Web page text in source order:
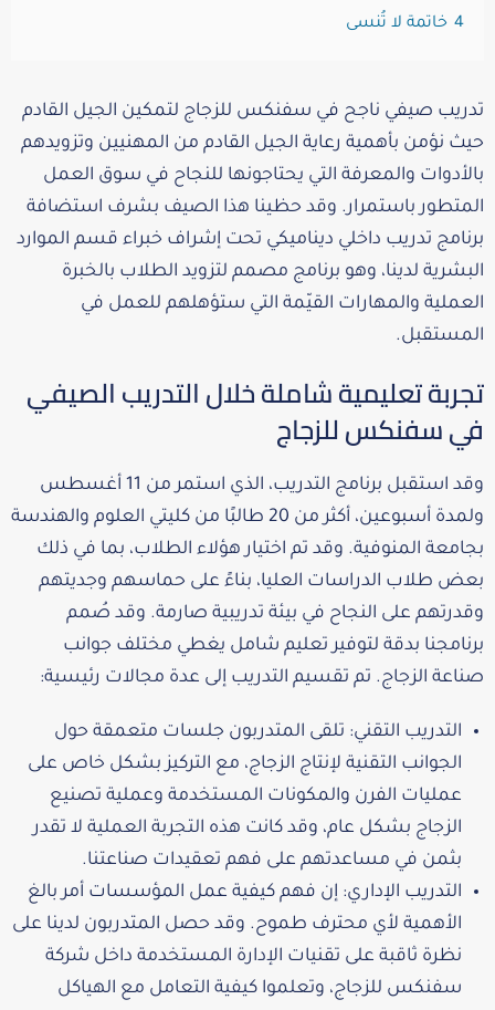
4 خاتمة لا تُنسى
تدريب صيفي ناجح في سفنكس للزجاج لتمكين الجيل القادم
حيث نؤمن بأهمية رعاية الجيل القادم من المهنيين وتزويدهم
بالأدوات والمعرفة التي يحتاجونها للنجاح في سوق العمل
المتطور باستمرار. وقد حظينا هذا الصيف بشرف استضافة
برنامج تدريب داخلي ديناميكي تحت إشراف خبراء قسم الموارد
البشرية لدينا، وهو برنامج مصمم لتزويد الطلاب بالخبرة
العملية والمهارات القيّمة التي ستؤهلهم للعمل في
المستقبل.
تجربة تعليمية شاملة خلال التدريب الصيفي
في سفنكس للزجاج
وقد استقبل برنامج التدريب، الذي استمر من 11 أغسطس
ولمدة أسبوعين، أكثر من 20 طالبًا من كليتي العلوم والهندسة
بجامعة المنوفية. وقد تم اختيار هؤلاء الطلاب، بما في ذلك
بعض طلاب الدراسات العليا، بناءً على حماسهم وجديتهم
وقدرتهم على النجاح في بيئة تدريبية صارمة. وقد صُمم
برنامجنا بدقة لتوفير تعليم شامل يغطي مختلف جوانب
صناعة الزجاج. تم تقسيم التدريب إلى عدة مجالات رئيسية:
التدريب التقني: تلقى المتدربون جلسات متعمقة حول
الجوانب التقنية لإنتاج الزجاج، مع التركيز بشكل خاص على
عمليات الفرن والمكونات المستخدمة وعملية تصنيع
الزجاج بشكل عام، وقد كانت هذه التجربة العملية لا تقدر
بثمن في مساعدتهم على فهم تعقيدات صناعتنا.
التدريب الإداري: إن فهم كيفية عمل المؤسسات أمر بالغ
الأهمية لأي محترف طموح. وقد حصل المتدربون لدينا على
نظرة ثاقبة على تقنيات الإدارة المستخدمة داخل شركة
سفنكس للزجاج، وتعلموا كيفية التعامل مع الهياكل